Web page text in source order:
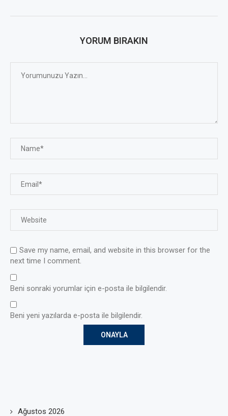
YORUM BIRAKIN
Save my name, email, and website in this browser for the
next time I comment.
Beni sonraki yorumlar için e-posta ile bilgilendir.
Beni yeni yazılarda e-posta ile bilgilendir.
Ağustos 2026